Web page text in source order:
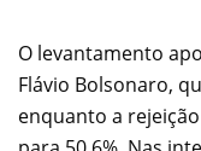
O levantamento
Flávio Bolsonaro,
enquanto a